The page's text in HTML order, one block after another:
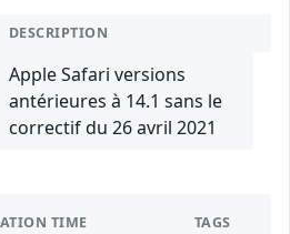
DESCRIPTION
Apple Safari versions
antérieures à 14.1 sans le
correctif du 26 avril 2021
TIME TAGS